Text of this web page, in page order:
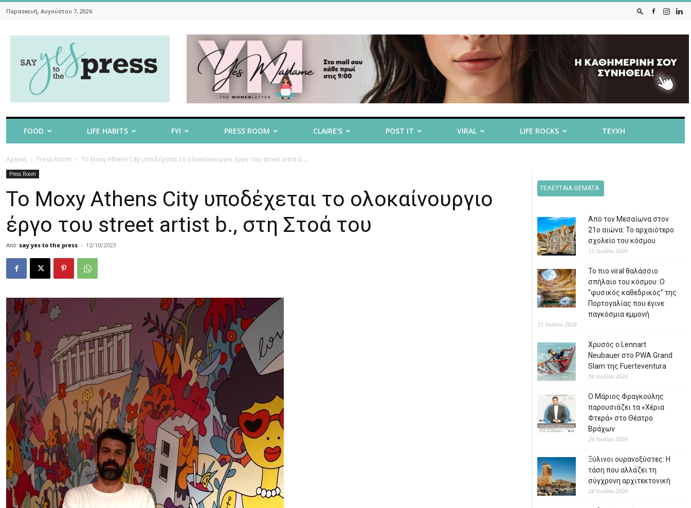
Παρασκευή, Αυγούστου 7, 2026
To
The
FOOD LIFE HABITS FYI PRESS ROOM CLAIRE’S POST IT VIRAL LIFE ROCKS ΤΕΥΧΗ
Αρχική Press Room Το Moxy Athens City υποδέχεται το ολοκαίνουργιο έργο του street artist b.,...
Press Room
Το Moxy Athens City υποδέχεται το ολοκαίνουργιο
έργο του street artist b., στη Στοά του
Από say yes to the press - 12/10/2023
ΤΕΛΕΥΤΑΙΑ ΘΕΜΑΤΑ
Από τον Μεσαίωνα στον
21ο αιώνα: Το αρχαιότερο
σχολείο του κόσμου
31 Ιουλίου 2026
Το πιο viral θαλάσσιο
σπήλαιο του κόσμου: Ο
“φυσικός καθεδρικός” της
Πορτογαλίας που έγινε
παγκόσμια εμμονή
31 Ιουλίου 2026
Χρυσός ο Lennart
Neubauer στο PWA Grand
Slam της Fuerteventura
30 Ιουλίου 2026
Ο Μάριος Φραγκούλης
παρουσιάζει τα «Χέρια
Φτερά» στο Θέατρο
Βράχων
29 Ιουλίου 2026
Ξύλινοι ουρανοξύστες: Η
τάση που αλλάζει τη
σύγχρονη αρχιτεκτονική
28 Ιουλίου 2026